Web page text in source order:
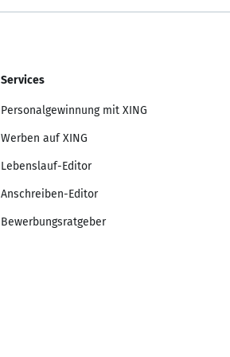
Services
Personalgewinnung mit XING
Werben auf XING
Lebenslauf-Editor
Anschreiben-Editor
Bewerbungsratgeber